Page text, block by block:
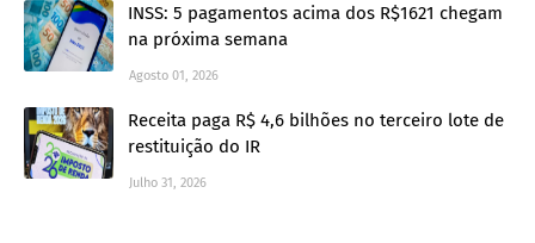
INSS: 5 pagamentos acima dos R$1621 chegam
na próxima semana
Agosto 01, 2026
Receita paga R$ 4,6 bilhões no terceiro lote de
restituição do IR
Julho 31, 2026